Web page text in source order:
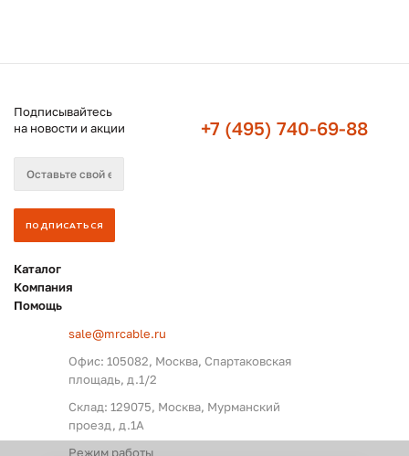
Подписывайтесь
на новости и акции
+7 (495) 740-69-88
Каталог
Компания
Помощь
sale@mrcable.ru
Офис: 105082, Москва, Спартаковская
площадь, д.1/2
Склад: 129075, Москва, Мурманский
проезд, д.1А
Режим работы